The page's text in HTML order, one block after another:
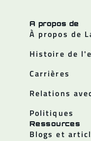
A propos de
À propos de
Histoire de
Carrières
Relations
Politiques
Ressources
Blogs et